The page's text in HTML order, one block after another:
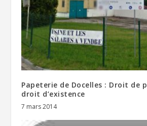
Papeterie de Docelles : Droit de
droit d’existence
7 mars 2014